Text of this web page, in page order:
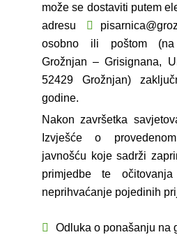
može se dostaviti putem
adresu
osobno ili poštom (na
Grožnjan – Grisignana,
52429 Grožnjan)
godine.
Nakon završetka
Izvješće o
javnošću koje sadrži
primjedbe te
neprihvaćanje pojedinih
Odluka o ponašanju na